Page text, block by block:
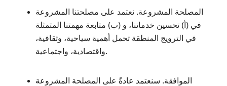
المصلحة المشروعة. نعتمد على مصلحتنا المشروعة
في (أ) تحسين خدماتنا، و (ب) متابعة مهمتنا المتمثلة
في الترويج المنطقة تحمل أهمية سياحية، وثقافية،
واقتصادية، واجتماعية.
الموافقة. سنعتمد عادةً على المصلحة المشروعة